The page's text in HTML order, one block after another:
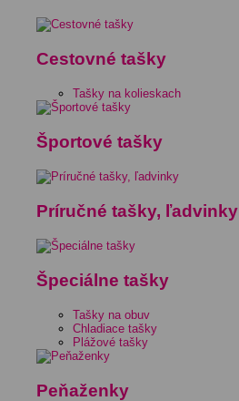
Cestovné tašky
Tašky na kolieskach
Športové tašky
Príručné tašky, ľadvinky
Špeciálne tašky
Tašky na obuv
Chladiace tašky
Plážové tašky
Peňaženky